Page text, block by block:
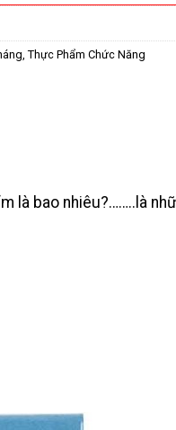
, Thực Phẩm Chức Năng
là bao nhiêu?……..là